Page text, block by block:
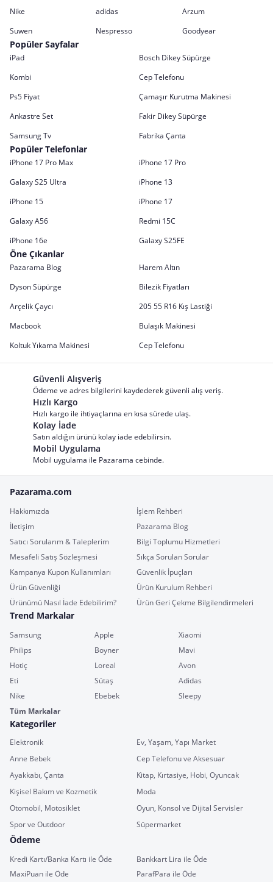
Nike adidas
Arzum
Suwen
Nespresso Goodyear
Popüler Sayfalar
iPad
Bosch Dikey Süpürge
Kombi
Cep Telefonu
Ps5 Fiyat
Çamaşır Kurutma Makinesi
Ankastre Set
Fakir Dikey Süpürge
Samsung Tv
Fabrika Çanta
Popüler Telefonlar
iPhone 17 Pro Max
iPhone 17 Pro
Galaxy S25 Ultra
iPhone 13
iPhone 15
iPhone 17
Galaxy A56
Redmi 15C
iPhone 16e
Galaxy S25FE
Öne Çıkanlar
Pazarama Blog
Harem Altın
Dyson Süpürge
Bilezik Fiyatları
Arçelik Çaycı
205 55 R16 Kış Lastiği
Macbook
Bulaşık Makinesi
Koltuk Yıkama Makinesi
Cep Telefonu
Güvenli Alışveriş
Ödeme ve adres bilgilerini kaydederek güvenli alış veriş.
Hızlı Kargo
Hızlı kargo ile ihtiyaçlarına en kısa sürede ulaş.
Kolay İade
Satın aldığın ürünü kolay iade edebilirsin.
Mobil Uygulama
Mobil uygulama ile Pazarama cebinde.
Pazarama.com
Hakkımızda
İşlem Rehberi
İletişim
Pazarama Blog
Satıcı Sorularım & Taleplerim
Bilgi Toplumu Hizmetleri
Mesafeli Satış Sözleşmesi
Sıkça Sorulan Sorular
Kampanya Kupon Kullanımları
Güvenlik İpuçları
Ürün Güvenliği
Ürün Kurulum Rehberi
Ürünümü Nasıl İade Edebilirim?
Ürün Geri Çekme Bilgilendirmeleri
Trend Markalar
Samsung Apple
Xiaomi
Philips
Boyner
Mavi
Hotiç
Loreal
Avon
Eti
Sütaş
Adidas
Nike
Ebebek
Sleepy
Tüm Markalar
Kategoriler
Elektronik
Ev, Yaşam, Yapı Market
Anne Bebek
Cep Telefonu ve Aksesuar
Ayakkabı, Çanta
Kitap, Kırtasiye, Hobi, Oyuncak
Kişisel Bakım ve Kozmetik
Moda
Otomobil, Motosiklet
Oyun, Konsol ve Dijital Servisler
Spor ve Outdoor
Süpermarket
Ödeme
Kredi Kartı/Banka Kartı ile Öde
Bankkart Lira ile Öde
MaxiPuan ile Öde
ParafPara ile Öde